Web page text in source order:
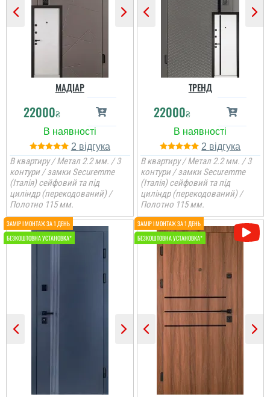
Сергій
Всім дякую за швидку
допомогу у виборі
Двері дуже масивні і
дуже сподобалися.
Раджу!
МАДІАР
22000₴
2
В квартиру / Метал 2.2 мм. / 3
контури / замки Securemme
(Італія) сейфовий та під
циліндр (перекодований) /
Полотно 115 мм.
ТРЕНД
22000₴
2
В квартиру / Метал 2.2 мм. / 3
контури / замки Securemme
(Італія) сейфовий та під
циліндр (перекодований) /
Полотно 115 мм.